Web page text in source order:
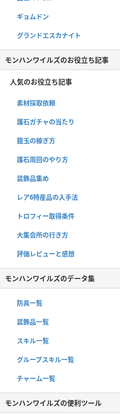
ギョムドン
グランドエスカナイト
モンハンワイルズのお役立ち記事
人気のお役立ち記事
素材採取依頼
護石ガチャの当たり
鎧玉の稼ぎ方
護石周回のやり方
装飾品集め
レア6特産品の入手法
トロフィー取得条件
大集会所の行き方
評価レビューと感想
モンハンワイルズのデータ集
防具一覧
装飾品一覧
スキル一覧
グループスキル一覧
チャーム一覧
モンハンワイルズの便利ツール